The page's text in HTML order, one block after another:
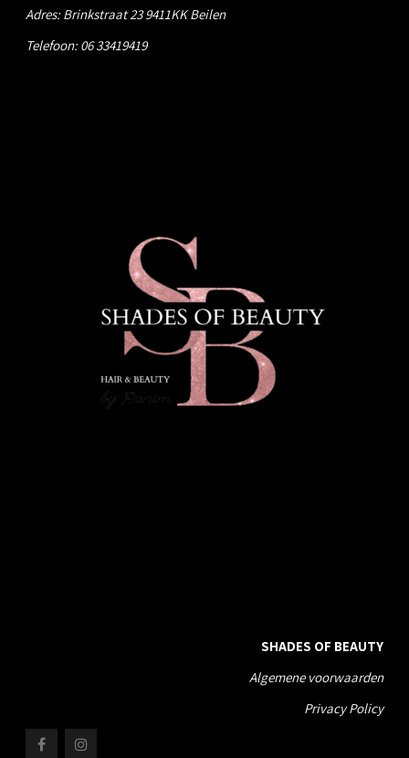
Adres: Brinkstraat 23 9411KK Beilen
Telefoon:06 33419419
SHADES OF BEAUTY
Algemene voorwaarden
Privacy Policy